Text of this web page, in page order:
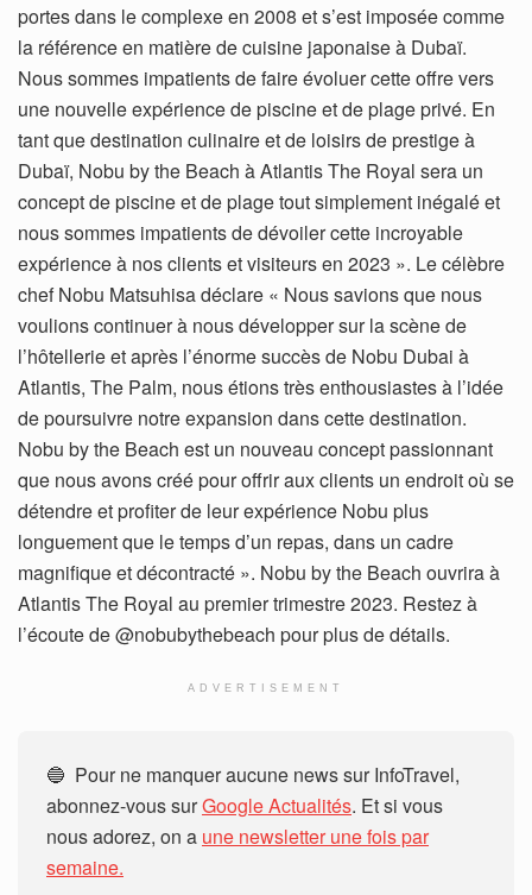
portes dans le complexe en 2008 et s’est imposée comme
la référence en matière de cuisine japonaise à Dubaï.
Nous sommes impatients de faire évoluer cette offre vers
une nouvelle expérience de piscine et de plage privé. En
tant que destination culinaire et de loisirs de prestige à
Dubaï, Nobu by the Beach à Atlantis The Royal sera un
concept de piscine et de plage tout simplement inégalé et
nous sommes impatients de dévoiler cette incroyable
expérience à nos clients et visiteurs en 2023 ». Le célèbre
chef Nobu Matsuhisa déclare « Nous savions que nous
voulions continuer à nous développer sur la scène de
l’hôtellerie et après l’énorme succès de Nobu Dubai à
Atlantis, The Palm, nous étions très enthousiastes à l’idée
de poursuivre notre expansion dans cette destination.
Nobu by the Beach est un nouveau concept passionnant
que nous avons créé pour offrir aux clients un endroit où se
détendre et profiter de leur expérience Nobu plus
longuement que le temps d’un repas, dans un cadre
magnifique et décontracté ». Nobu by the Beach ouvrira à
Atlantis The Royal au premier trimestre 2023. Restez à
l’écoute de @nobubythebeach pour plus de détails.
ADVERTISEMENT
🔵 Pour ne manquer aucune news sur InfoTravel,
abonnez-vous surGoogle Actualités. Et si vous
nous adorez, on a une newsletter une fois par
semaine.